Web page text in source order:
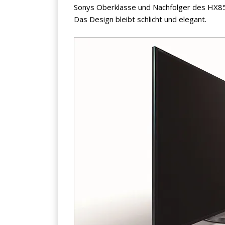
Sonys Oberklasse und Nachfolger des
Das Design bleibt schlicht und elegant.